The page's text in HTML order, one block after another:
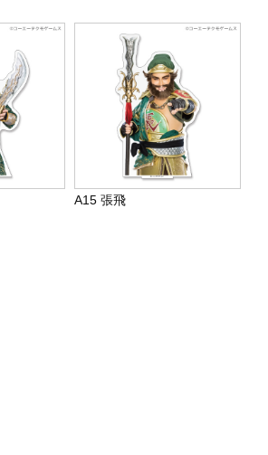
A15 張飛